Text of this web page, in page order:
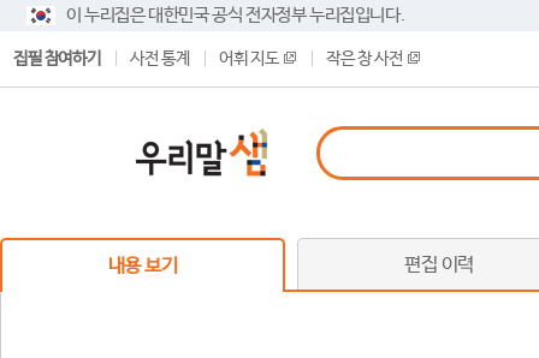
이 누리집은 대한민국 공식 전자정부 누리집입니다.
집필 참여하기 사전 통계 어휘 지도 작은 창 사전
내용 보기 편집 이력